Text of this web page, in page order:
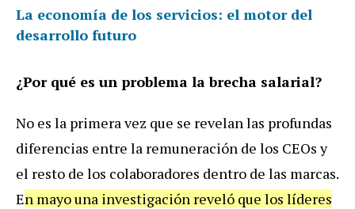
La economía de los servicios: el motor del
desarrollo futuro
¿Por qué es un problema la brecha salarial?
No es la primera vez que se revelan las profundas
diferencias entre la remuneración de los CEOs y
el resto de los colaboradores dentro de las marcas.
En mayo una investigación reveló que los líderes